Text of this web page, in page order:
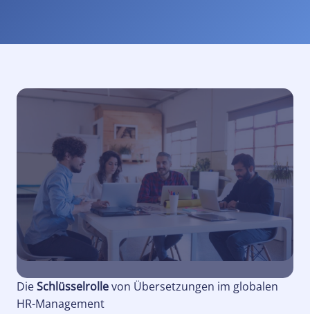
DieSchlüsselrollevon Übersetzungen im globalen
HR-Management